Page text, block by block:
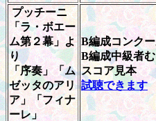
プッチーニ
「ラ・ボエー
ム第２幕」よ
り
「序奏」「ム
ゼッタのアリ
ア」「フィナ
ーレ」
B編成コンク
B編成中級者
スコア見本
試聴できます